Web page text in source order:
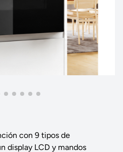
con 9 tipos de
display LCD y mandos